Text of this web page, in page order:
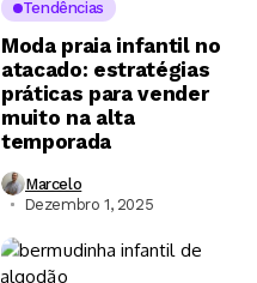
Tendências
Moda praia infantil no
atacado: estratégias
práticas para vender
muito na alta
temporada
Marcelo
Dezembro 1, 2025